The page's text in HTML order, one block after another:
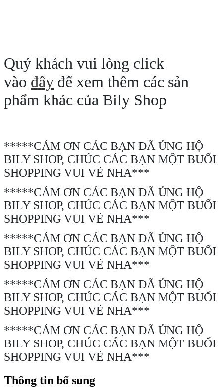
Quý khách vui lòng click
vào đây để xem thêm các sản
phẩm khác của Bily Shop
*****CÁM ƠN CÁC BẠN ĐÃ ỦNG HỘ
BILY SHOP, CHÚC CÁC BẠN MỘT BUỔI
SHOPPING VUI VẺ NHA***
*****CÁM ƠN CÁC BẠN ĐÃ ỦNG HỘ
BILY SHOP, CHÚC CÁC BẠN MỘT BUỔI
SHOPPING VUI VẺ NHA***
*****CÁM ƠN CÁC BẠN ĐÃ ỦNG HỘ
BILY SHOP, CHÚC CÁC BẠN MỘT BUỔI
SHOPPING VUI VẺ NHA***
*****CÁM ƠN CÁC BẠN ĐÃ ỦNG HỘ
BILY SHOP, CHÚC CÁC BẠN MỘT BUỔI
SHOPPING VUI VẺ NHA***
*****CÁM ƠN CÁC BẠN ĐÃ ỦNG HỘ
BILY SHOP, CHÚC CÁC BẠN MỘT BUỔI
SHOPPING VUI VẺ NHA***
Thông tin bổ sung